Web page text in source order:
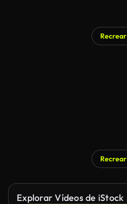
Recrear
Recrear
Explorar Vídeos de iStock